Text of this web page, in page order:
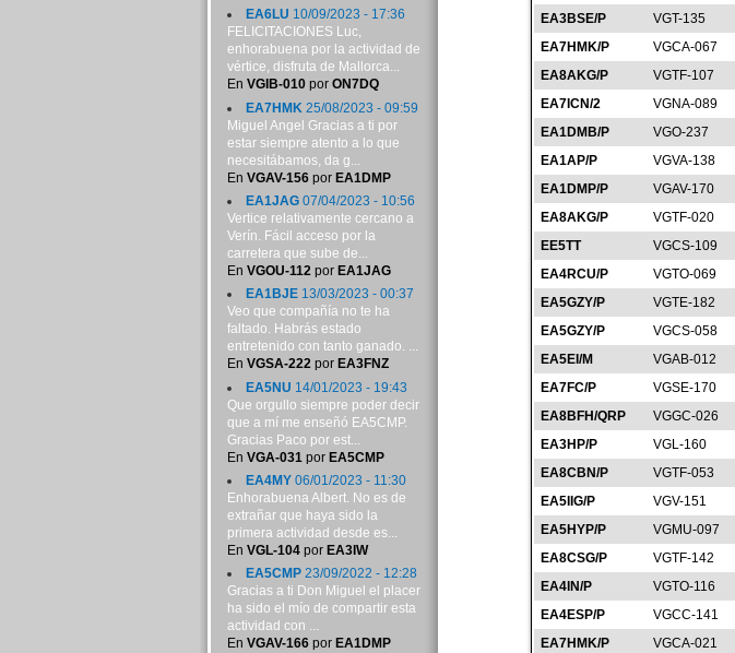
EA3BSE/P
VGT-135
EA7HMK/P
VGCA-067
EA8AKG/P
VGTF-107
EA7ICN/2
VGNA-089
EA1DMB/P
VGO-237
EA1AP/P
VGVA-138
EA1DMP/P
VGAV-170
EA8AKG/P
VGTF-020
EE5TT
VGCS-109
EA4RCU/P
VGTO-069
EA5GZY/P
VGTE-182
EA5GZY/P
VGCS-058
EA5EI/M
VGAB-012
EA7FC/P
VGSE-170
EA8BFH/QRP
VGGC-026
EA3HP/P
VGL-160
EA8CBN/P
VGTF-053
EA5IIG/P
VGV-151
EA5HYP/P
VGMU-097
EA8CSG/P
VGTF-142
EA4IN/P
VGTO-116
EA4ESP/P
VGCC-141
EA7HMK/P
VGCA-021
EA6LU 10/09/2023 - 17:36
FELICITACIONES Luc,
enhorabuena por la actividad de
vértice, disfruta de Mallorca...
En VGIB-010por ON7DQ
EA7HMK 25/08/2023 - 09:59
Miguel Angel Gracias a ti por
estar siempre atento a lo que
necesitábamos, da g...
En VGAV-156por EA1DMP
EA1JAG07/04/2023 - 10:56
Vertice relativamente cercano a
Verín. Fácil acceso por la
carretera que sube de...
En VGOU-112por EA1JAG
EA1BJE13/03/2023 - 00:37
Veo que compañía no te ha
faltado. Habrás estado
entretenido con tanto ganado. ...
En VGSA-222por EA3FNZ
EA5NU 14/01/2023 - 19:43
Que orgullo siempre poder decir
que a mí me enseñó EA5CMP.
Gracias Paco por est...
En VGA-031 por EA5CMP
EA4MY06/01/2023 - 11:30
Enhorabuena Albert. No es de
extrañar que haya sido la
primera actividad desde es...
En VGL-104por EA3IW
EA5CMP23/09/2022 - 12:28
Gracias a ti Don Miguel el placer
ha sido el mío de compartir esta
actividad con ...
En VGAV-166por EA1DMP